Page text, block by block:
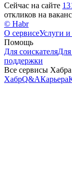
Сейчас на сайте
откликов на
© Habr
О сервисеУслуги
Помощь
Для соискателяДля
поддержки
Все сервисы Хабра
ХабрQ&AКарьера